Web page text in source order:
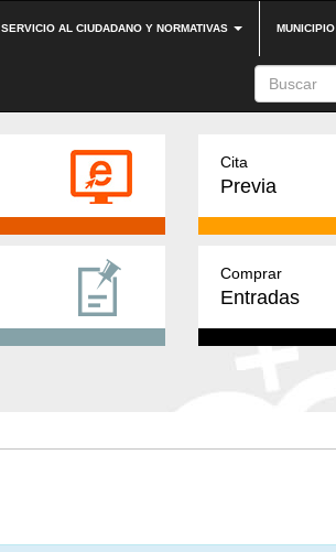
SERVICIO AL CIUDADANO Y NORMATIVAS MUNICIPIO
Cita
Previa
Comprar
Entradas